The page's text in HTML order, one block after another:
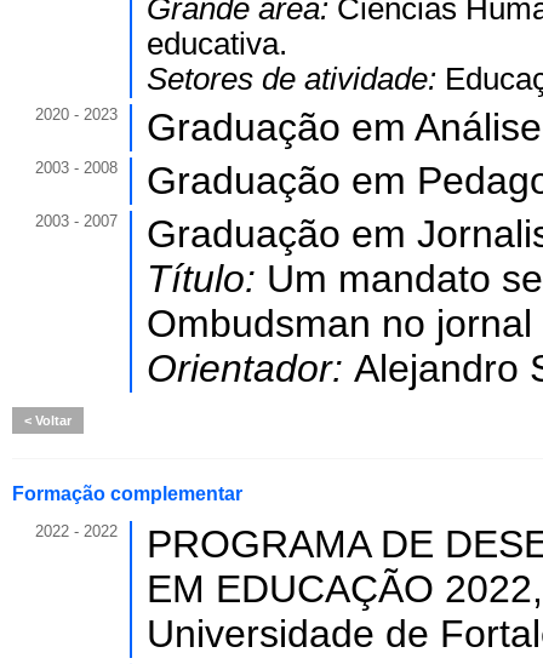
Grande área: Ciências
educativa.
Setores de atividade:
2020 - 2023 Graduação em
2003 - 2008 Graduação em
2003 - 2007
Graduação em
Título: Um mandato
Ombudsman no
Orientador: Alejandro
Voltar
Formação complementar
2022 - 2022
PROGRAMA DE
EM EDUCAÇÃO
Universidade de